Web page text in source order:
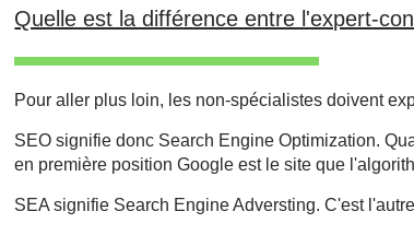
Quelle est la différence entre l'expert-
Pour aller plus loin, les non-spécialistes doivent
SEO signifie donc Search Engine Optimization.
en première position Google est le site que
SEA signifie Search Engine Adversting. C'est